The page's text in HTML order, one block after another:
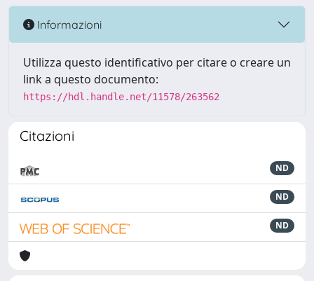
Informazioni
Utilizza questo identificativo per citare o creare un
link a questo documento:
https://hdl.handle.net/11578/263562
Citazioni
ND
ND
ND